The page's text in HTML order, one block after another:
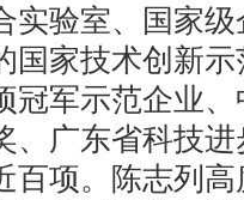
实验室、国家
国家技术创新
冠军示范企业
、广东省科技
百项。陈志列